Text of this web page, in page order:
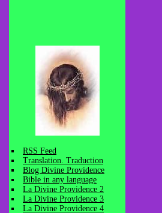
RSS Feed
Translation. Traduction
Blog Divine Providence
Bible in any language
La Divine Providence 2
La Divine Providence 3
La Divine Providence 4